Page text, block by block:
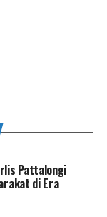
Pattalongi
di Era